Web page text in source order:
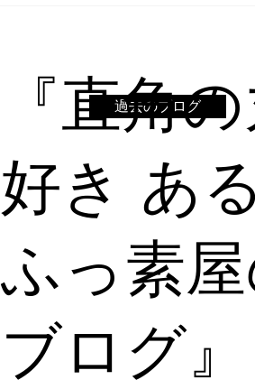
過去のブログ
『直角
好き ある
ふっ素
ブログ』